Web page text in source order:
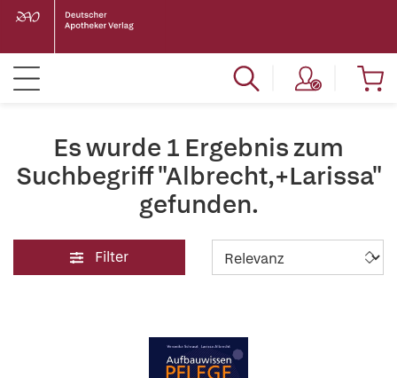
Es wurde 1 Ergebnis zum
Suchbegriff "Albrecht,+Larissa"
gefunden.
Filter